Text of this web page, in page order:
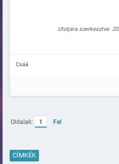
Utoljára szerkesztve:
Csáá
Oldalak: 1
Fel
CÍMKÉK